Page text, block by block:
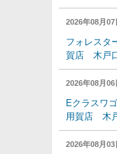
2026年08月07
フォレスタ
賀店 木戸
2026年08月06
Eクラスワ
用賀店 木
2026年08月03